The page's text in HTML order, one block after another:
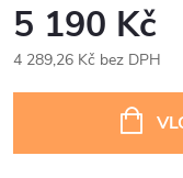
5 190 Kč
4 289,26 Kč bez DPH